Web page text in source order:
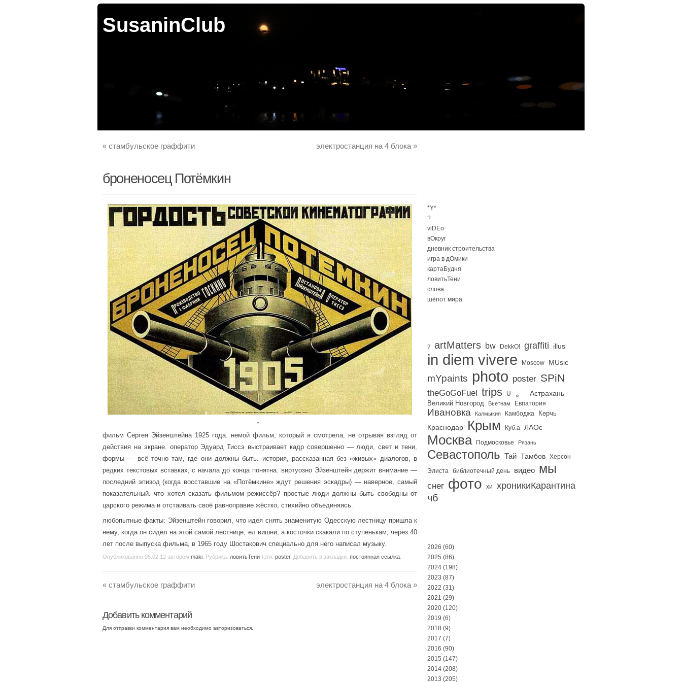
SusaninClub
« стамбульское граффити электростанция на 4 блока »
броненосец Потёмкин
。
фильм Сергея Эйзенштейна 1925 года. немой фильм, который я смотрела, не отрывая взгляд от
действия на экране. оператор Эдуард Тиссэ выстраивает кадр совершенно — люди, свет и тени,
формы — всё точно там, где они должны быть. история, рассказанная без «живых» диалогов, в
редких текстовых вставках, с начала до конца понятна. виртуозно Эйзенштейн держит внимание —
последний эпизод (когда восставшие на «Потёмкине» ждут решения эскадры) — наверное, самый
показательный. что хотел сказать фильмом режиссёр? простые люди должны быть свободны от
царского режима и отстаивать своё равноправие жёстко, стихийно объединяясь.
любопытные факты: Эйзенштейн говорил, что идея снять знаменитую Одесскую лестницу пришла к
нему, когда он сидел на этой самой лестнице, ел вишни, а косточки скакали по ступенькам; через 40
лет после выпуска фильма, в 1965 году Шостакович специально для него написал музыку.
Опубликованно 05.02.12 автором maki . Рубрика: ловитьТени тэги: poster. Добавить в закладки: постоянная ссылка
« стамбульское граффити электростанция на 4 блока »
Добавить комментарий
Для отправки комментария вам необходимо авторизоваться
*Y*
?
viDEo
вОкруг
дневник строительства
игра в дОмики
картаБудня
ловитьТени
слова
шёпот мира
? artMatters bw DekkO! graffiti illus
in diem vivere Moscow MUsic
mYpaints photo poster SPiN
theGoGoFuel trips U 。 Астрахань
Великий Новгород Вьетнам Евпатория
Ивановка Калмыкия Камбоджа Керчь
Краснодар Крым Куб.а ЛАОс
Москва Подмосковье Рязань
Севастополь Тай Тамбов Херсон
Элиста библиотечный день видео мы
снег фото хи хроникиКарантина
чб
2026 (60)
2025 (86)
2024 (198)
2023 (87)
2022 (31)
2021 (29)
2020 (120)
2019 (6)
2018 (9)
2017 (7)
2016 (90)
2015 (147)
2014 (208)
2013 (205)